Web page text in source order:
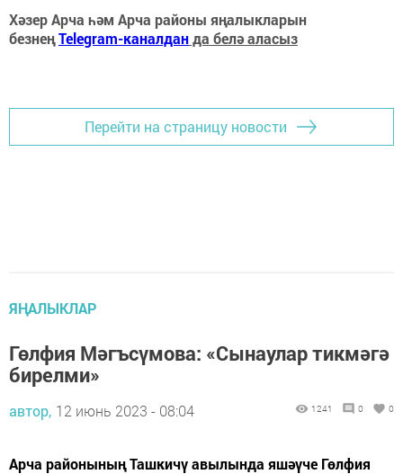
Хәзер Арча һәм Арча районы яңалыкларын
безнеңTelegram-каналданда белә аласыз
Перейти на страницу новости
ЯҢАЛЫКЛАР
Гөлфия Мәгъсүмова: «Сынаулар тикмәгә
бирелми»
автор, 12 июнь 2023 - 08:04 1241 0 0
Арча районының Ташкичү авылында яшәүче Гөлфия